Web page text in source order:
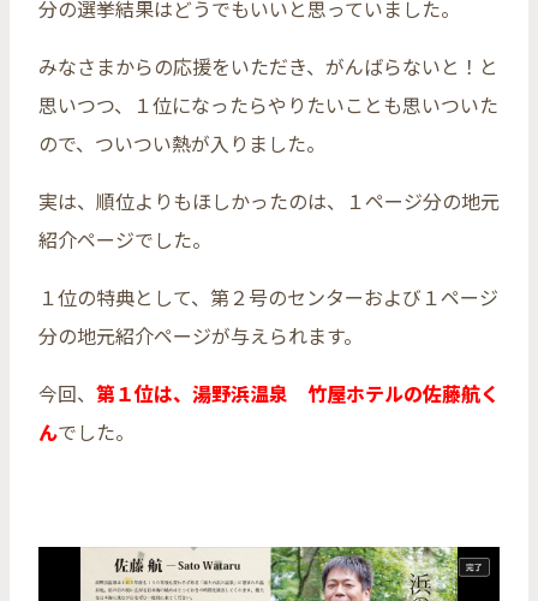
分の選挙結果はどうでもいいと思っていました。
みなさまからの応援をいただき、がんばらないと！と
思いつつ、１位になったらやりたいことも思いついた
ので、ついつい熱が入りました。
実は、順位よりもほしかったのは、１ページ分の地元
紹介ページでした。
１位の特典として、第２号のセンターおよび１ページ
分の地元紹介ページが与えられます。
今回、 第１位は、湯野浜温泉 竹屋ホテルの佐藤航く
んでした。